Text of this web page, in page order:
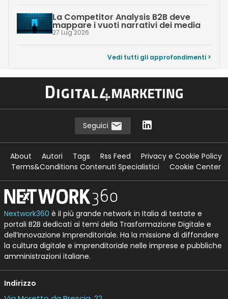
La Competitor Analysis B2B deve
mappare i vuoti narrativi dei media
27 Lug 2026
Vedi tutti gli approfondimenti >
Seguici
About Autori Tags Rss Feed
Privacy e Cookie Policy
Terms&Conditions Contenuti Specialistici
Cookie Center
Nextwork360 è il più grande network in Italia di testate e
portali B2B dedicati ai temi della Trasformazione Digitale e
dell’Innovazione Imprenditoriale. Ha la missione di diffondere
la cultura digitale e imprenditoriale nelle imprese e pubbliche
amministrazioni italiane.
Indirizzo